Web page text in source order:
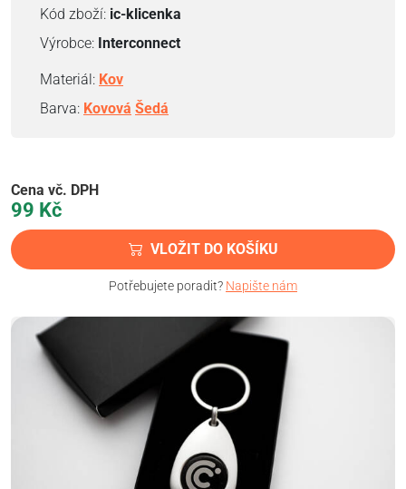
Kód zboží: ic-klicenka
Výrobce: Interconnect
Materiál: Kov
Barva: Kovová Šedá
Cena vč. DPH
99 Kč
VLOŽIT DO KOŠÍKU
Potřebujete poradit? Napište nám